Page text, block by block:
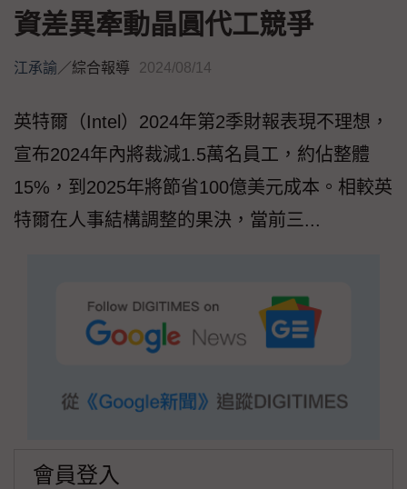
資差異牽動晶圓代工競爭
江承諭／綜合報導 2024/08/14
英特爾（Intel）2024年第2季財報表現不理想，
宣布2024年內將裁減1.5萬名員工，約佔整體
15%，到2025年將節省100億美元成本。相較英
特爾在人事結構調整的果決，當前三...
會員登入